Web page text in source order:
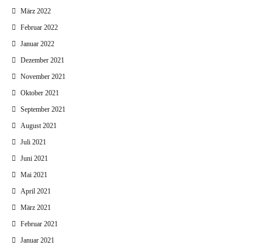
März 2022
Februar 2022
Januar 2022
Dezember 2021
November 2021
Oktober 2021
September 2021
August 2021
Juli 2021
Juni 2021
Mai 2021
April 2021
März 2021
Februar 2021
Januar 2021